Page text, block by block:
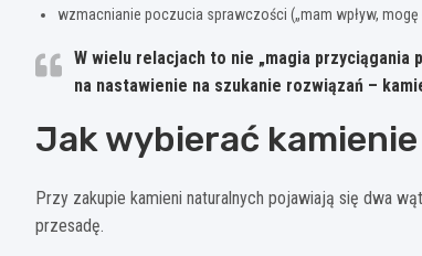
wzmacnianie poczucia sprawczości („mam wpływ, mogę
W wielu relacjach to nie „magia przyciągania
na nastawienie na szukanie rozwiązań –
Jak wybierać
Przy zakupie kamieni naturalnych pojawiają się dwa
przesadę.